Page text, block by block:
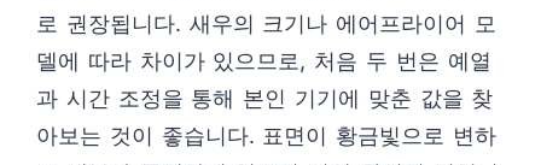
로 권장됩니다. 새우의 크기나 에어프라이어 모
델에 따라 차이가 있으므로, 처음 두 번은 예열
과 시간 조정을 통해 본인 기기에 맞춘 값을 찾
아보는 것이 좋습니다. 표면이 황금빛으로 변하